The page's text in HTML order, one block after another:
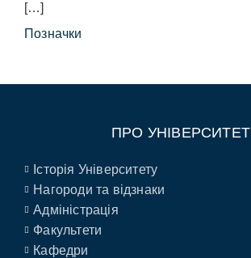
[…]
Позначки
ПРО УНІВЕРСИТЕТ
Історія Університету
Нагороди та відзнаки
Адміністрація
Факультети
Кафедри